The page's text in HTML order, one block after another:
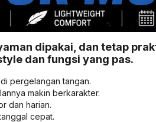
dipakai, dan tetap
dan fungsi yang pas.
pergelangan tangan.
makin berkarakter.
dan harian.
cepat.